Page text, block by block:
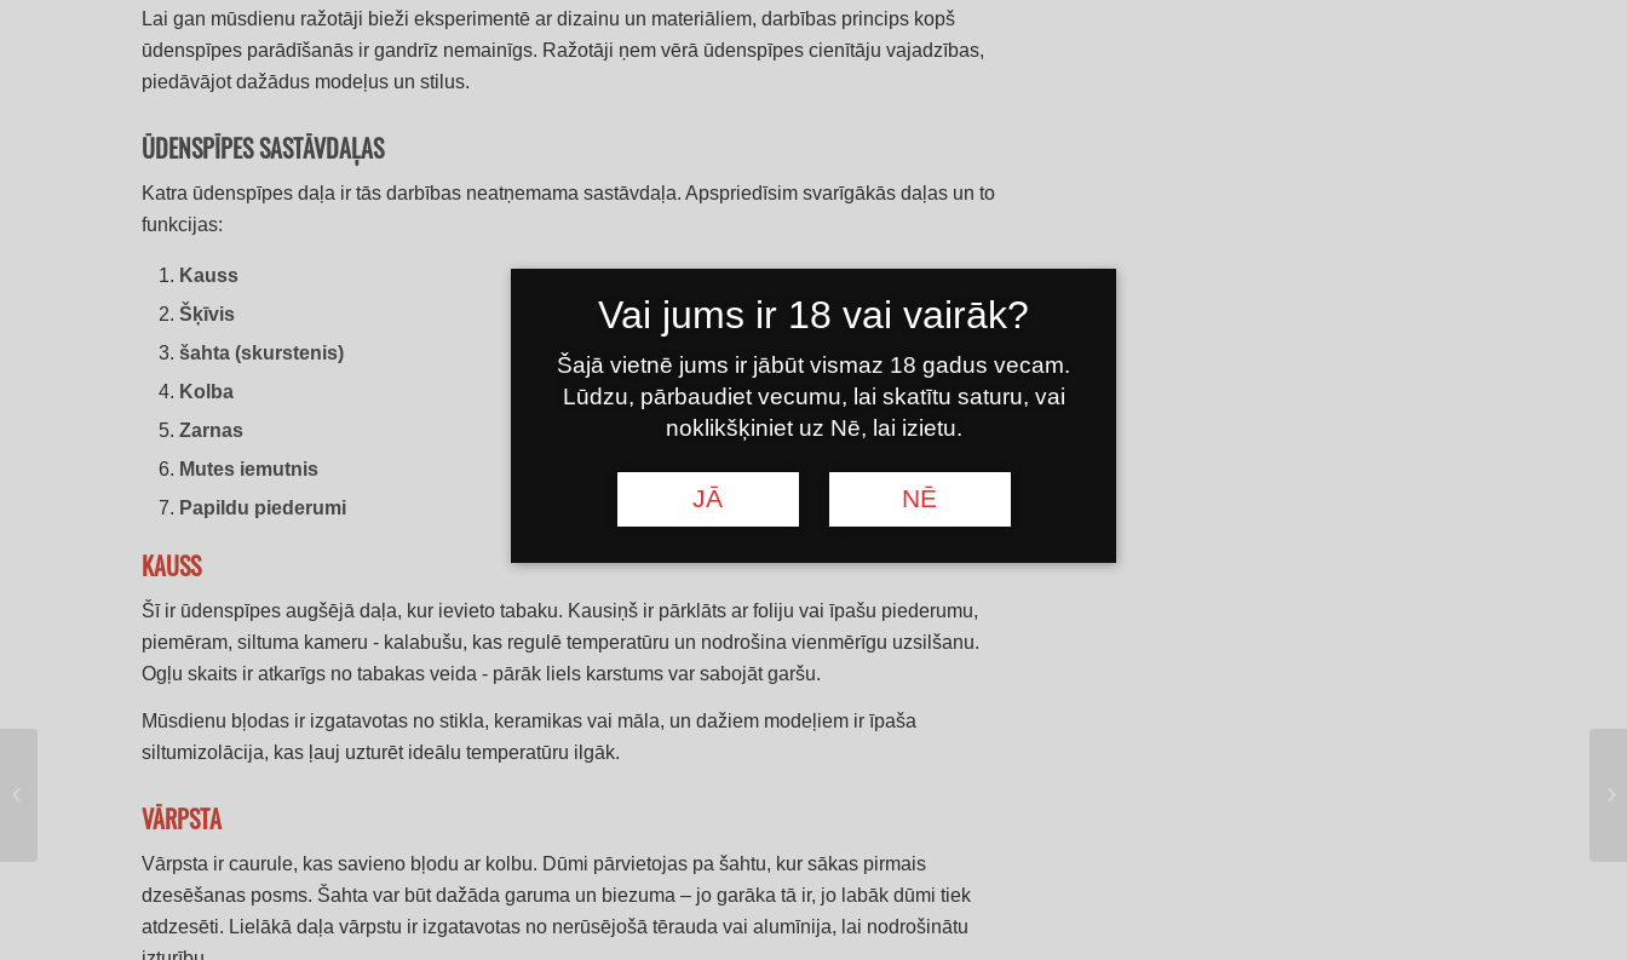
Lai gan mūsdienu ražotāji bieži eksperimentē ar dizainu un materiāliem, darbības princips kopš
ūdenspīpes parādīšanās ir gandrīz nemainīgs. Ražotāji ņem vērā ūdenspīpes cienītāju vajadzības,
piedāvājot dažādus modeļus un stilus.
ŪDENSPĪPES SASTĀVDAĻAS
Katra ūdenspīpes daļa ir tās darbības neatņemama sastāvdaļa. Apspriedīsim svarīgākās daļas un to
funkcijas:
Kauss
Šķīvis
šahta (skurstenis)
Kolba
Zarnas
Mutes iemutnis
Papildu piederumi
KAUSS
Šī ir ūdenspīpes augšējā daļa, kur ievieto tabaku. Kausiņš ir pārklāts ar foliju vai īpašu piederumu,
piemēram, siltuma kameru - kalabušu, kas regulē temperatūru un nodrošina vienmērīgu uzsilšanu.
Ogļu skaits ir atkarīgs no tabakas veida - pārāk liels karstums var sabojāt garšu.
Mūsdienu bļodas ir izgatavotas no stikla, keramikas vai māla, un dažiem modeļiem ir īpaša
siltumizolācija, kas ļauj uzturēt ideālu temperatūru ilgāk.
VĀRPSTA
Vārpsta ir caurule, kas savieno bļodu ar kolbu. Dūmi pārvietojas pa šahtu, kur sākas pirmais
dzesēšanas posms. Šahta var būt dažāda garuma un biezuma – jo garāka tā ir, jo labāk dūmi tiek
atdzesēti. Lielākā daļa vārpstu ir izgatavotas no nerūsējošā tērauda vai alumīnija, lai nodrošinātu
Vai jums ir 18 vai vairāk?
Šajā vietnē jums ir jābūt vismaz 18 gadus vecam.
Lūdzu, pārbaudiet vecumu, lai skatītu saturu, vai
noklikšķiniet uz Nē, lai izietu.
JĀ NĒ